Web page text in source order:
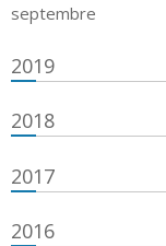
septembre
2019
2018
2017
2016